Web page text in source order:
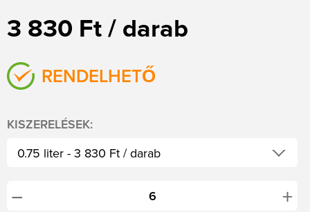
3 830 Ft / darab
RENDELHETŐ
KISZERELÉSEK:
0.75 liter - 3 830 Ft / darab
− +